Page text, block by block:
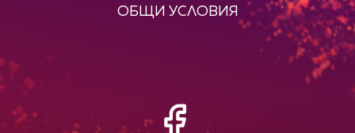
ОБЩИ УСЛОВИЯ